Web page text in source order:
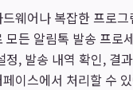
웨어나 복잡한 프로
모든 알림톡 발송 프로
정, 발송 내역 확인, 결
이스에서 처리할 수